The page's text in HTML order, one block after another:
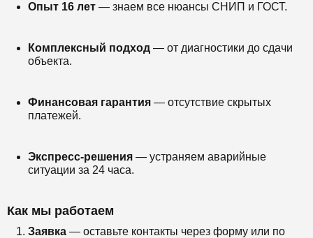
Опыт 16 лет — знаем все нюансы СНИП и ГОСТ.
Комплексный подход — от диагностики до сдачи
объекта.
Финансовая гарантия — отсутствие скрытых
платежей.
Экспресс-решения — устраняем аварийные
ситуации за 24 часа.
Как мы работаем
Заявка — оставьте контакты через форму или по